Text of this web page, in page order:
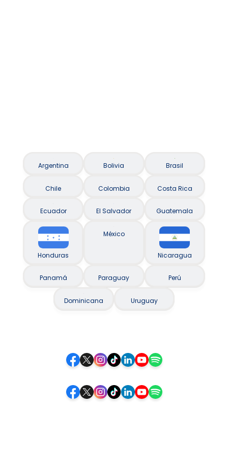
Argentina Bolivia Brasil
Chile Colombia Costa Rica
Ecuador El Salvador Guatemala
Honduras
México
Nicaragua
Panamá Paraguay Perú
Dominicana Uruguay
Siga-nos